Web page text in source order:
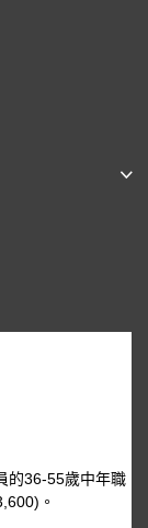
的36-55歲中年職
。